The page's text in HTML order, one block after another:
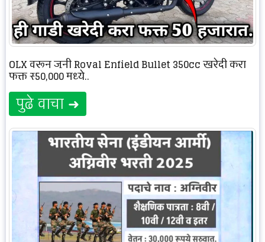
OLX वरून जुनी Royal Enfield Bullet 350cc खरेदी करा
फक्त ₹50,000 मध्ये..
पुढे वाचा ➜